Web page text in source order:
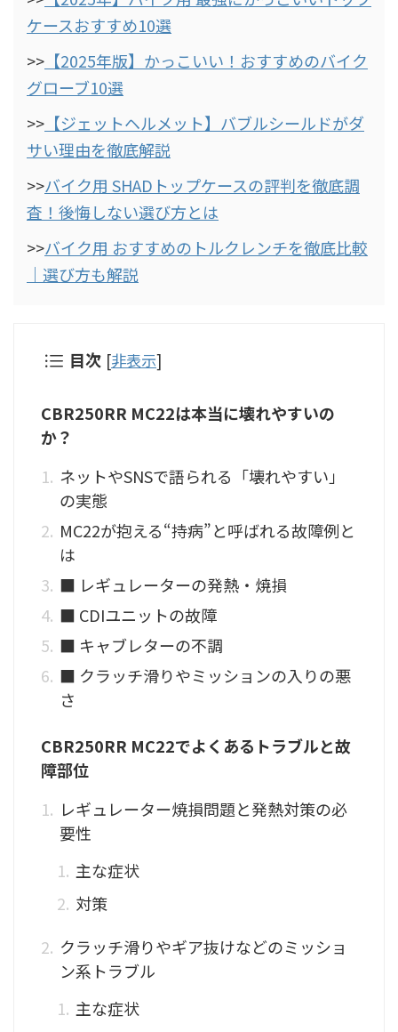
ケースおすすめ10選
>> 【2025年版】かっこいい！おすすめのバイク
グローブ10選
>> 【ジェットヘルメット】バブルシールドがダ
サい理由を徹底解説
>>バイク用 SHADトップケースの評判を徹底調
査！後悔しない選び方とは
>>バイク用 おすすめのトルクレンチを徹底比較
｜選び方も解説
目次 [非表示]
CBR250RR MC22は本当に壊れやすいの
か？
ネットやSNSで語られる「壊れやすい」
の実態
MC22が抱える“持病”と呼ばれる故障例と
は
■ レギュレーターの発熱・焼損
■ CDIユニットの故障
■ キャブレターの不調
■ クラッチ滑りやミッションの入りの悪
さ
CBR250RR MC22でよくあるトラブルと故
障部位
レギュレーター焼損問題と発熱対策の必
要性
主な症状
対策
クラッチ滑りやギア抜けなどのミッショ
ン系トラブル
主な症状